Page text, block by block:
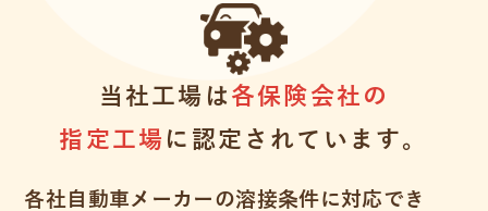
当社工場は 各保険会社の
指定工場 に認定されています。
各社自動車メーカーの溶接条件に対応でき